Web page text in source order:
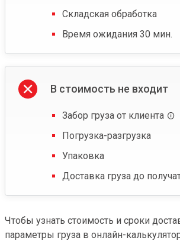
Складская обработка
Время ожидания 30 мин.
В стоимость не входит
Забор груза от клиента
Погрузка-разгрузка
Упаковка
Доставка груза до
Чтобы узнать стоимость и сроки
параметры груза в онлайн-